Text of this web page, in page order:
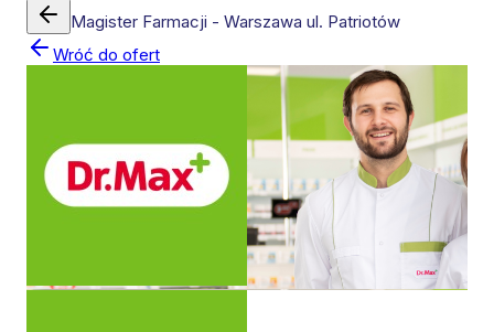
Magister Farmacji - Warszawa ul. Patriotów
Wróć do ofert